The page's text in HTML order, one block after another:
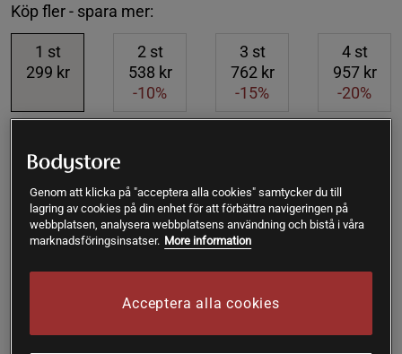
Köp fler - spara mer:
1 st
299 kr
2 st
538 kr
-10%
3 st
762 kr
-15%
4st
957 kr
-20%
Fri frakt över 199 kr Fri retur 14 dagars ångerrätt
Läs mer
Genom att klicka på "acceptera alla cookies" samtycker du till
lagring av cookies på din enhet för att förbättra navigeringen på
webbplatsen, analysera webbplatsens användning och bistå i våra
marknadsföringsinsatser. More information
Acceptera alla cookies